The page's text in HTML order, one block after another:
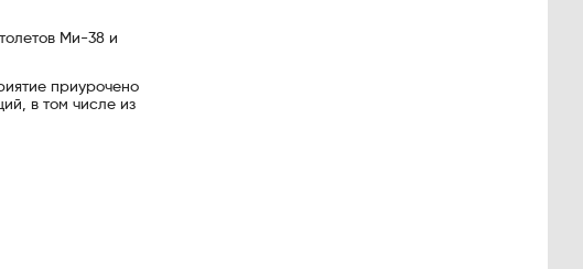
Ми-38 и
приурочено
в том числе из